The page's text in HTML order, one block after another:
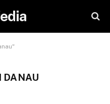
DANAU